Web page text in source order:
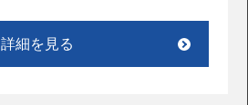
詳細を見る